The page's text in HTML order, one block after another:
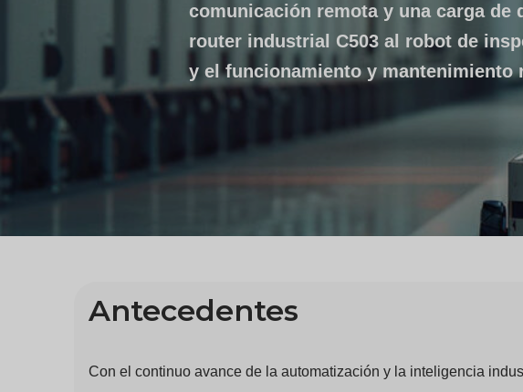
comunicación remota y una carga de
router industrial C503 al robot de
y el funcionamiento y
Antecedentes
Con el continuo avance de la automatización y la inteligencia